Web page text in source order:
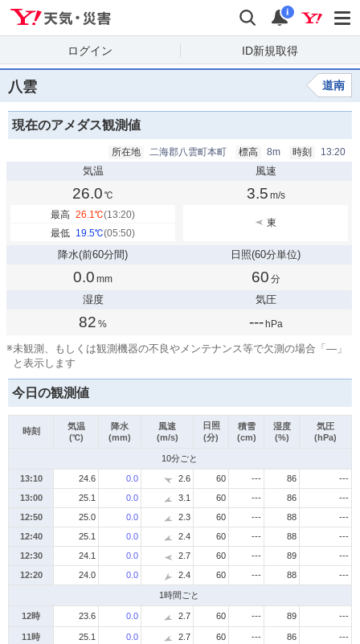
検索 通知
i
ログイン ID新規取得
八雲 道南
現在のアメダス観測値
所在地 二海郡八雲町本町 標高 8m 時刻 13:20
気温
26.0 ℃
最高 26.1℃(13:20)
最低 19.5℃(05:50)
風速
3.5 m/s
東
降水(前60分間)
0.0 mm
日照(60分単位)
60 分
湿度
82 %
気圧
--- hPa
※未観測、もしくは観測機器の不良やメンテナンス等で欠測の場合「—」
と表示します
今日の観測値
時刻
気温
(℃)
降水
(mm)
風速
(m/s)
日照
(分)
積雪
(cm)
湿度
(%)
気圧
(hPa)
10分ごと
13:10 24.6 0.0 2.6 60 --- 86
---
13:00
25.1 0.0 3.1 60 --- 86
---
12:50
25.0 0.0 2.3 60 --- 88
---
12:40
25.1 0.0 2.4 60 --- 88
---
12:30
24.1 0.0 2.7 60 --- 89
---
12:20
24.0 0.0 2.4 60 --- 88 ---
1時間ごと
12時 23.6 0.0 2.7 60 --- 89 ---
11時 25.1 0.0 2.7 60 --- 86 ---